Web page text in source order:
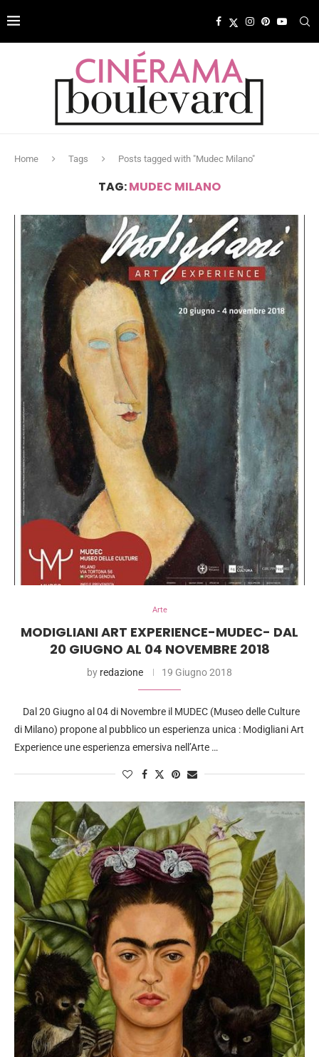
Home Tags Posts tagged with "Mudec Milano"
TAG:MUDEC MILANO
Arte
MODIGLIANI ART EXPERIENCE-MUDEC- DAL
20 GIUGNO AL 04 NOVEMBRE 2018
by redazione 19 Giugno 2018
Dal 20 Giugno al 04 di Novembre il MUDEC (Museo delle Culture
di Milano) propone al pubblico un esperienza unica : Modigliani Art
Experience une esperienza emersiva nell’Arte …